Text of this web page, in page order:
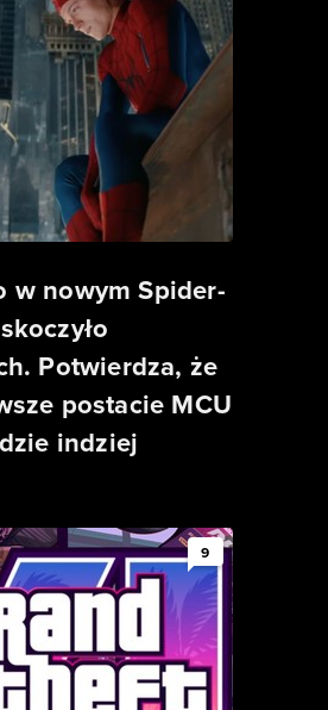
w nowym Spider-
Potwierdza, że
postacie MCU
indziej
9